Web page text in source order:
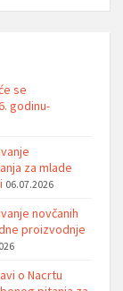
se
godinu-
za mlade
06.07.2026
novčanih
proizvodnje
o Nacrtu